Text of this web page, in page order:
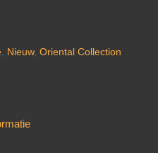
Nieuw, Oriental Collection